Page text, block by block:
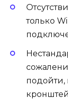
только